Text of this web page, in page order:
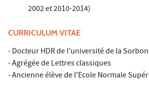
2002 et 2010-2014)
CURRICULUM VITAE
- Docteur HDR de l'université de la
- Agrégée de Lettres classiques
- Ancienne élève de l'Ecole Normale